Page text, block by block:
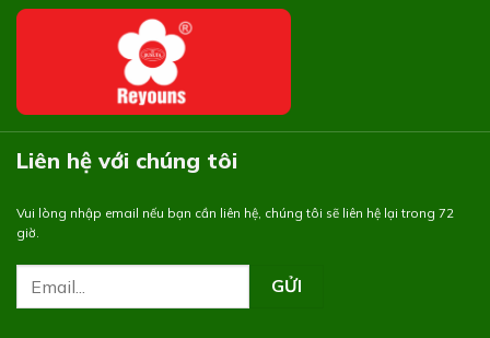
Liên hệ với chúng tôi
Vui lòng nhập email nếu bạn cần liên hệ, chúng tôi sẽ liên hệ lại trong 72
giờ.